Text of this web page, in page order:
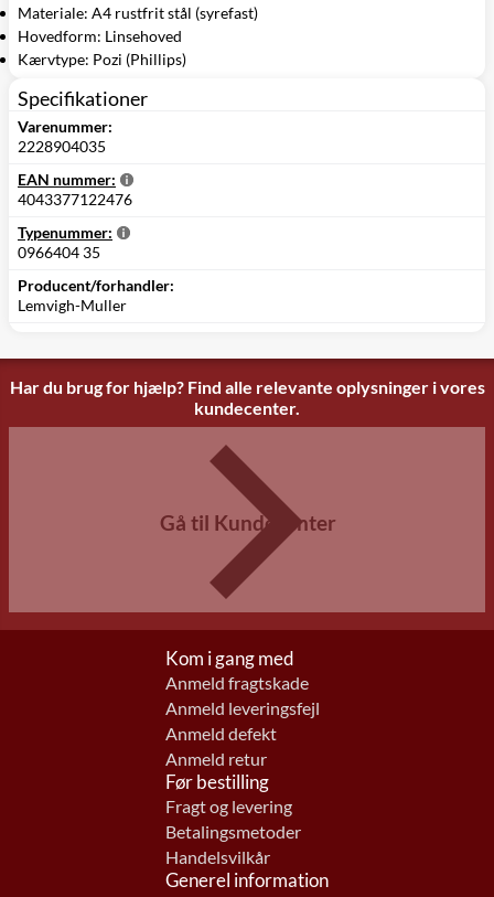
Materiale: A4 rustfrit stål (syrefast)
Hovedform: Linsehoved
Kærvtype: Pozi (Phillips)
Specifikationer
Varenummer:
2228904035
EAN nummer:
4043377122476
Typenummer:
0966404 35
Producent/forhandler:
Lemvigh-Muller
Har du brug for hjælp? Find alle relevante oplysninger i vores
kundecenter.
Gå til Kundecenter
Kom i gang med
Anmeld fragtskade
Anmeld leveringsfejl
Anmeld defekt
Anmeld retur
Før bestilling
Fragt og levering
Betalingsmetoder
Handelsvilkår
Generel information